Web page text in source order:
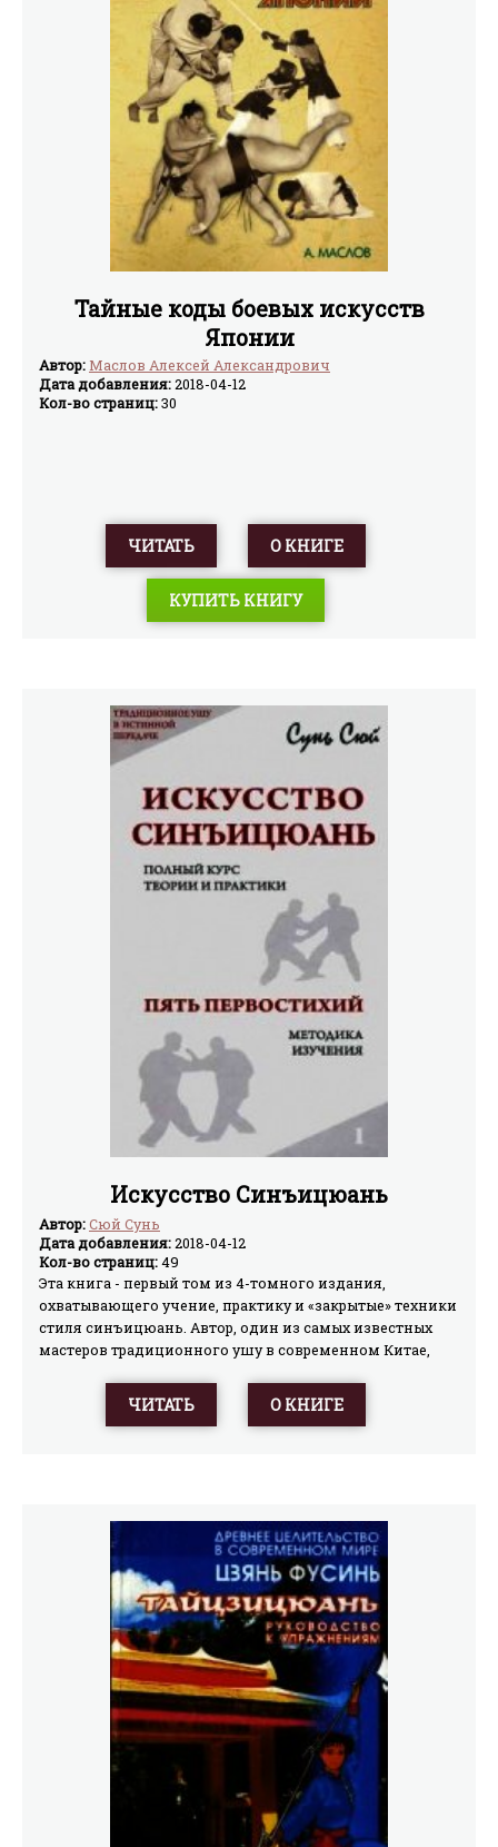
Тайные коды боевых искусств
Японии
Автор:Маслов Алексей Александрович
Дата добавления:2018-04-12
Кол-во страниц:30
ЧИТАТЬ О КНИГЕ
КУПИТЬ КНИГУ
Искусство Синъицюань
Автор:Сюй Сунь
Дата добавления:2018-04-12
Кол-во страниц:49
Эта книга - первый том из 4-томного издания,
охватывающего учение, практику и «закрытые» техники
стиля синъицюань. Автор, один из самых известных
мастеров традиционного ушу в современном Китае,
синъицюань, объясняя суть древней традиции
современным, простым языком. Впервые в истории
каждому тому автором подготовлен видеокурс на DVD,
который можно будет приобрести отдельно.
Синъицюань - один из самых древних и «закрытых»
стилей китайского ушу. Это и эффективное боевое
искусство, и уникальное средство гармонизации и
оздоровления и тела, и души, и сознания. Для
широкого круга читателей.
ЧИТАТЬ О КНИГЕ